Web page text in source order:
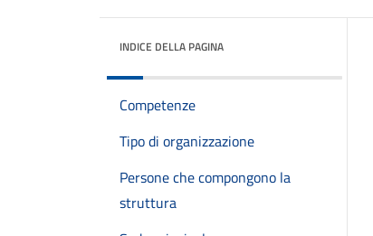
INDICE DELLA PAGINA
Competenze
Tipo di organizzazione
Persone che compongono la
struttura